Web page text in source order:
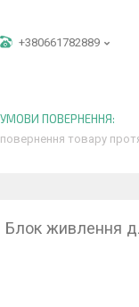
+380661782889
повернення товару
Блок живлення